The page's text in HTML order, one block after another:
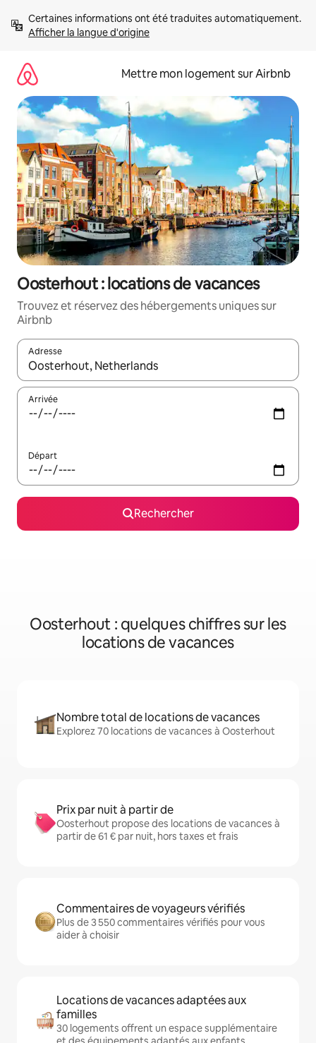
directement
Afficher la langue d'origine
Mettre mon logement sur Airbnb
Oosterhout : locations de vacances
Trouvez et réservez des hébergements uniques sur
Airbnb
Adresse
Lorsque les résultats s'affichent, utilisez les flèches vers le
Arrivée
Départ
Rechercher
Oosterhout : quelques chiffres sur les
locations de vacances
Nombre total de locations de vacances
Explorez 70 locations de vacances à Oosterhout
Prix par nuit à partir de
Oosterhout propose des locations de vacances à
partir de 61 € par nuit, hors taxes et frais
Commentaires de voyageurs vérifiés
Plus de 3 550 commentaires vérifiés pour vous
aider à choisir
Locations de vacances adaptées aux
familles
30 logements offrent un espace supplémentaire